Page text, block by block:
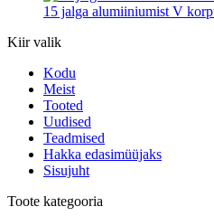
15 jalga alumiiniumist V
Kiir valik
Kodu
Meist
Tooted
Uudised
Teadmised
Hakka edasimüüjaks
Sisujuht
Toote kategooria